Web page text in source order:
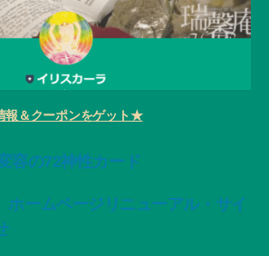
報＆クーポンをゲット★
容の72神性カード
ホームページリニューアル・サイ